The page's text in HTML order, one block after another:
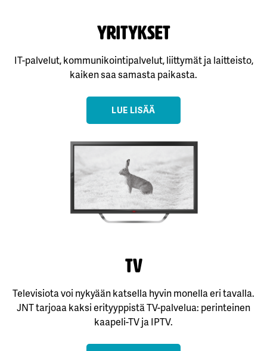
yritykset
IT-palvelut, kommunikointipalvelut, liittymät ja laitteisto,
kaiken saa samasta paikasta.
LUE LISÄÄ
TV
Televisiota voi nykyään katsella hyvin monella eri tavalla.
JNT tarjoaa kaksi erityyppistä TV-palvelua: perinteinen
kaapeli-TV ja IPTV.